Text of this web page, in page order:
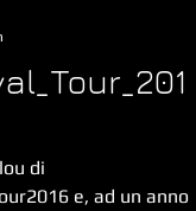
di
e, ad un anno